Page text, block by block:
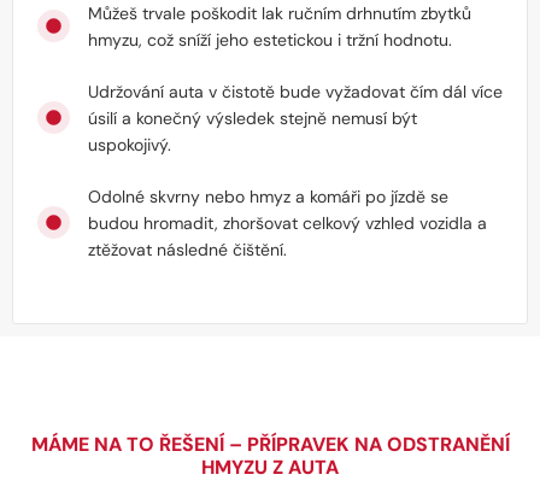
Můžeš trvale poškodit lak ručním drhnutím zbytků
hmyzu, což sníží jeho estetickou i tržní hodnotu.
Udržování auta v čistotě bude vyžadovat čím dál více
úsilí a konečný výsledek stejně nemusí být
uspokojivý.
Odolné skvrny nebo hmyz a komáři po jízdě se
budou hromadit, zhoršovat celkový vzhled vozidla a
ztěžovat následné čištění.
MÁME NA TO ŘEŠENÍ – PŘÍPRAVEK NA ODSTRANĚNÍ
HMYZU Z AUTA